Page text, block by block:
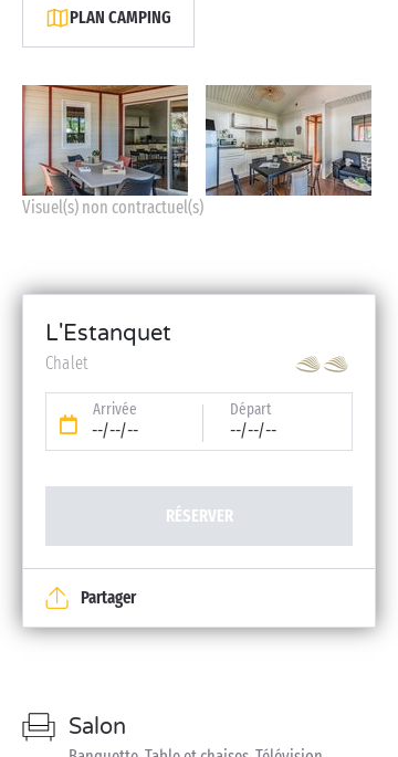
PLAN CAMPING
Visuel(s) non contractuel(s)
L'Estanquet
Chalet
Arrivée
--/--/--
Départ
--/--/--
RÉSERVER
Partager
Salon